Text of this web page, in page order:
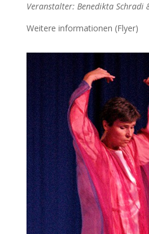
Veranstalter: Benedikta Schradi
Weitere informationen (Flyer)